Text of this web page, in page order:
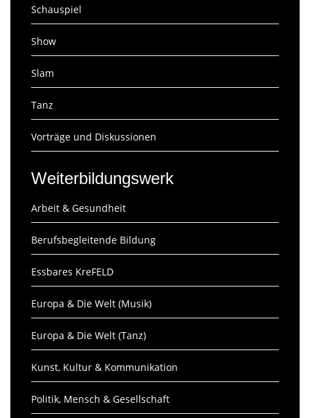
Schauspiel
Show
Slam
Tanz
Vorträge und Diskussionen
Weiterbildungswerk
Arbeit & Gesundheit
Berufsbegleitende Bildung
Essbares KreFELD
Europa & Die Welt (Musik)
Europa & Die Welt (Tanz)
Kunst, Kultur & Kommunikation
Politik, Mensch & Gesellschaft